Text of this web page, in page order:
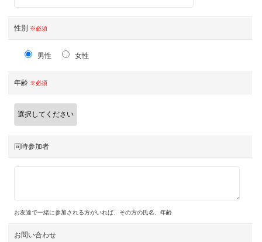
性別 ※必須
男性 女性
年齢 ※必須
同時参加者
お友達で一緒に参加される方がいれば、その方の氏名、年齢
お問い合わせ